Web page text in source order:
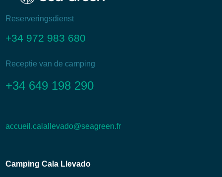
Reserveringsdienst
+34 972 983 680
Receptie van de camping
+34 649 198 290
accueil.calallevado@seagreen.fr
Camping Cala Llevado